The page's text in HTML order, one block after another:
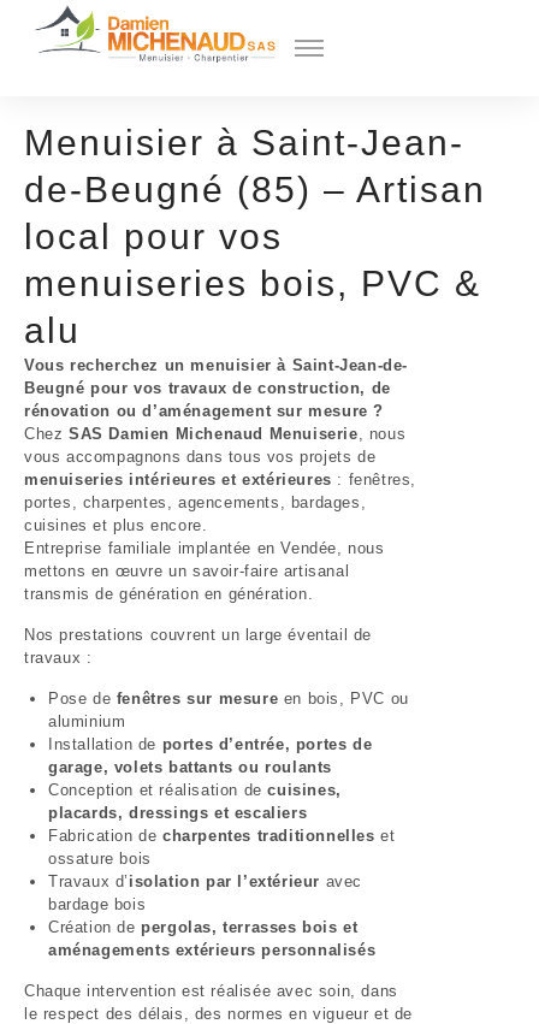
Menuisier à Saint-Jean-
de-Beugné (85) – Artisan
local pour vos
menuiseries bois, PVC &
alu
Vous recherchez un menuisier à Saint-Jean-de-
Beugné pour vos travaux de construction, de
rénovation ou d’aménagement sur mesure ?
Chez SAS Damien Michenaud Menuiserie, nous
vous accompagnons dans tous vos projets de
menuiseries intérieures et extérieures : fenêtres,
portes, charpentes, agencements, bardages,
cuisines et plus encore.
Entreprise familiale implantée en Vendée, nous
mettons en œuvre un savoir-faire artisanal
transmis de génération en génération.
Nos prestations couvrent un large éventail de
travaux :
Pose de fenêtres sur mesure en bois, PVC ou
aluminium
Installation de portes d’entrée, portes de
garage, volets battants ou roulants
Conception et réalisation decuisines,
placards, dressings et escaliers
Fabrication de charpentes traditionnelles et
ossature bois
Travaux d’ isolation par l’extérieur avec
bardage bois
Création de pergolas, terrasses bois et
aménagements extérieurs personnalisés
Chaque intervention est réalisée avec soin, dans
le respect des délais, des normes en vigueur et de